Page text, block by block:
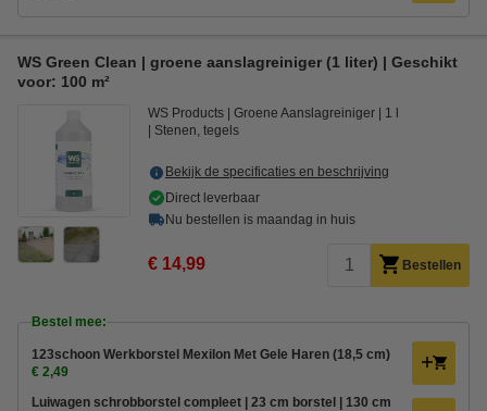
WS Green Clean | groene aanslagreiniger (1 liter) | Geschikt
voor: 100 m²
WS Products Groene Aanslagreiniger
1 l
Stenen, tegels
Bekijk de specificaties en beschrijving
Direct leverbaar
Nu bestellen is maandag in huis
€ 14,99 Bestellen
Bestel mee:
123schoon Werkborstel Mexilon Met Gele Haren (18,5 cm)
€ 2,49
Luiwagen schrobborstel compleet | 23 cm borstel | 130 cm